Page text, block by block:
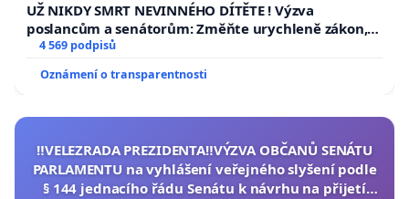
UŽ NIKDY SMRT NEVINNÉHO DÍTĚTE ! Výzva
poslancům a senátorům: Změňte urychleně zákon,
aby se tragédie malé Viktorky už nemohla opakovat!
4 569 podpisů
Oznámení o transparentnosti
‼️VELEZRADA PREZIDENTA‼️VÝZVA OBČANŮ SENÁTU
PARLAMENTU na vyhlášení veřejného slyšení podle
§ 144 jednacího řádu Senátu k návrhu na přijetí